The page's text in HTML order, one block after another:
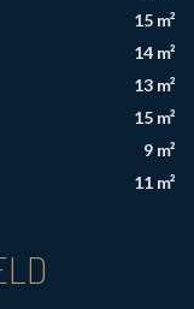
15 m²
14 m²
13 m²
15 m²
9 m²
11 m²